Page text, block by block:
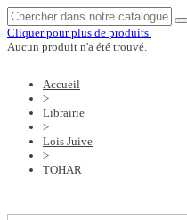
Cliquer pour plus de produits.
Aucun produit n'a été trouvé.
Accueil
>
Librairie
>
Lois Juive
>
TOHAR